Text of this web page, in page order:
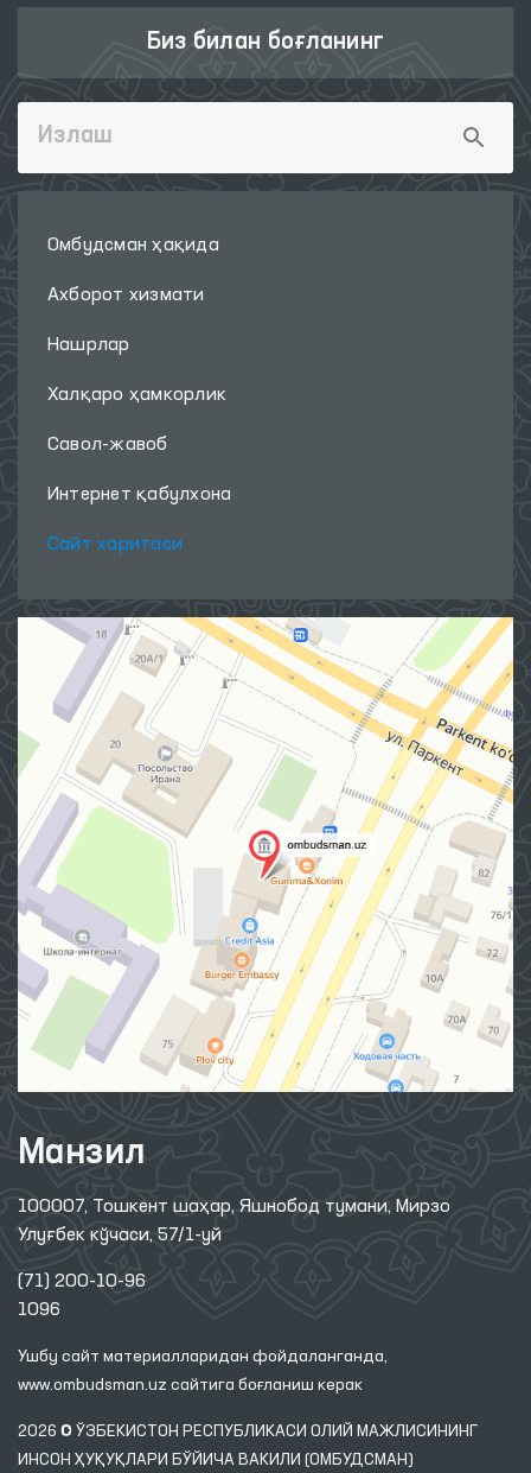
Биз билан боғланинг
Омбудсман ҳақида
Ахборот хизмати
Нашрлар
Халқаро ҳамкорлик
Савол-жавоб
Интернет қабулхона
Сайт харитаси
Манзил
100007, Тошкент шаҳар, Яшнобод тумани, Мирзо
Улуғбек кўчаси, 57/1-уй
(71) 200-10-96
1096
Ушбу сайт материалларидан фойдаланганда,
www.ombudsman.uz сайтига боғланиш керак
2026 © ЎЗБЕКИСТОН РЕСПУБЛИКАСИ ОЛИЙ МАЖЛИСИНИНГ
ИНСОН ҲУҚУҚЛАРИ БЎЙИЧА ВАКИЛИ (ОМБУДСМАН)